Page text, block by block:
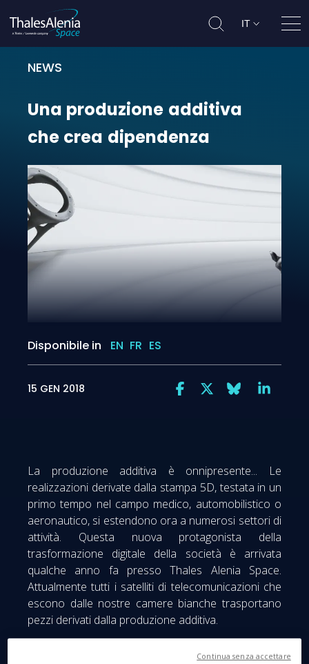
IT
NEWS
Una produzione additiva che
Una produzione additiva
che crea dipendenza
Disponibile in EN FR ES
15 GEN 2018
La produzione additiva è onnipresente... Le
realizzazioni derivate dalla stampa 5D, testata in un
primo tempo nel campo medico, automobilistico o
aeronautico, si estendono ora a numerosi settori di
attività. Questa nuova protagonista della
trasformazione digitale della società è arrivata
qualche anno fa presso Thales Alenia Space.
Attualmente tutti i satelliti di telecomunicazioni che
escono dalle nostre camere bianche trasportano
pezzi derivati dalla produzione additiva.
Continua senza accettare